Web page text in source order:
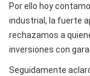
Por ello hoy
industrial, la fuerte
rechazamos a
inversiones con
Seguidamente